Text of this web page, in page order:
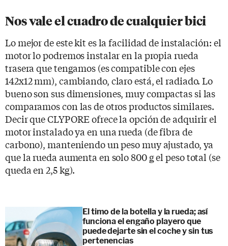
Nos vale el cuadro de cualquier bici
Lo mejor de este kit es la facilidad de instalación: el
motor lo podremos instalar en la propia rueda
trasera que tengamos (es compatible con ejes
142x12 mm), cambiando, claro está, el radiado. Lo
bueno son sus dimensiones, muy compactas si las
comparamos con las de otros productos similares.
Decir que CLYPORE ofrece la opción de adquirir el
motor instalado ya en una rueda (de fibra de
carbono), manteniendo un peso muy ajustado, ya
que la rueda aumenta en solo 800 g el peso total (se
queda en 2,5 kg).
El timo de la botella y la rueda; así
funciona el engaño playero que
puede dejarte sin el coche y sin tus
pertenencias